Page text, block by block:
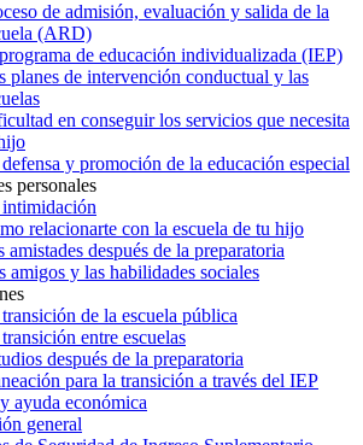
de admisión, evaluación y salida de la
(ARD)
de educación individualizada (IEP)
planes de intervención conductual y las
en conseguir los servicios que necesita
y promoción de la educación especial
personales
relacionarte con la escuela de tu hijo
amistades después de la preparatoria
amigos y las habilidades sociales
de la escuela pública
entre escuelas
después de la preparatoria
para la transición a través del IEP
ayuda económica
general